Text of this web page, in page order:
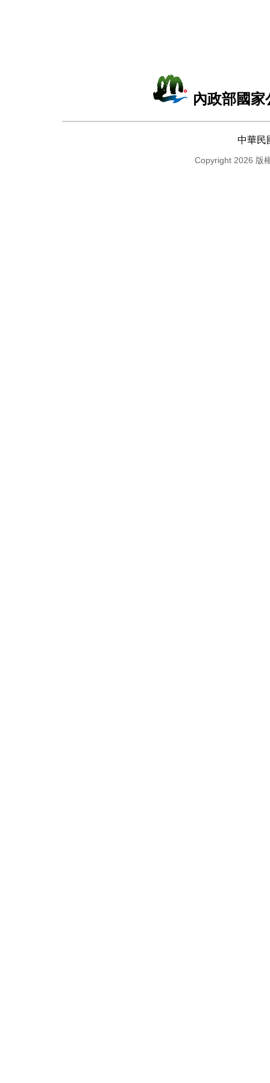
內政部國
中華民
Copyright 2026 版